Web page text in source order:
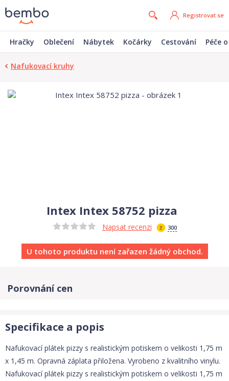
Registrovat se
Hračky Oblečení Nábytek Kočárky Cestování Péče
Nafukovací kruhy
Intex Intex 58752 pizza
Napsat recenzi 300
U tohoto produktu není zařazen žádný obchod.
Porovnání cen
Specifikace a popis
Nafukovací plátek pizzy s realistickým potiskem o velikosti 1,75 m
x 1,45 m. Opravná záplata přiložena. Vyrobeno z kvalitního vinylu.
Nafukovací plátek pizzy s realistickým potiskem o velikosti 1,75 m